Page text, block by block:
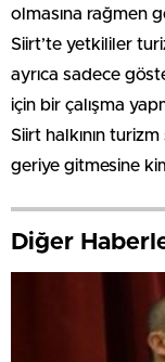
olmasına rağmen
Siirt’te yetkililer
ayrıca sadece
için bir çalışma
Siirt halkının
geriye gitmesine
Diğer